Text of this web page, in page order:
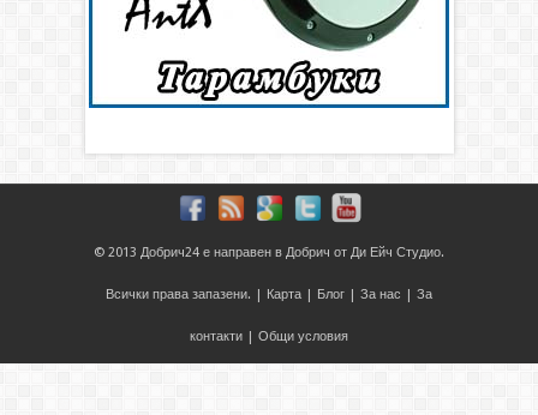
© 2013 Добрич24 е направен в Добрич от Ди Ейч Студио.
Всички права запазени. | Карта Блог За нас За
контакти Общи условия